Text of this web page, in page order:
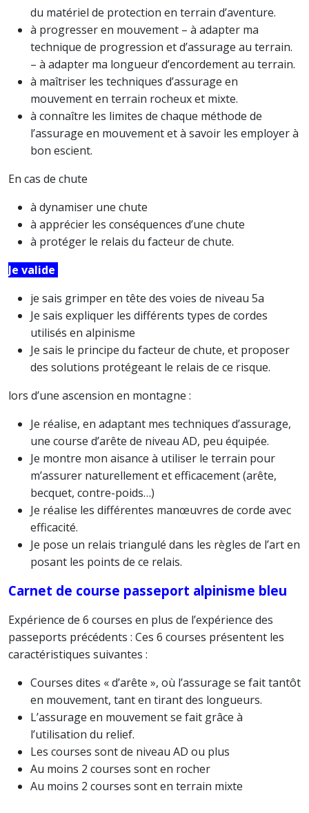
du matériel de protection en terrain d’aventure.
à progresser en mouvement – à adapter ma
technique de progression et d’assurage au terrain.
– à adapter ma longueur d’encordement au terrain.
à maîtriser les techniques d’assurage en
mouvement en terrain rocheux et mixte.
à connaître les limites de chaque méthode de
l’assurage en mouvement et à savoir les employer à
bon escient.
En cas de chute
à dynamiser une chute
à apprécier les conséquences d’une chute
à protéger le relais du facteur de chute.
Je valide
je sais grimper en tête des voies de niveau 5a
Je sais expliquer les différents types de cordes
utilisés en alpinisme
Je sais le principe du facteur de chute, et proposer
des solutions protégeant le relais de ce risque.
lors d’une ascension en montagne :
Je réalise, en adaptant mes techniques d’assurage,
une course d’arête de niveau AD, peu équipée.
Je montre mon aisance à utiliser le terrain pour
m’assurer naturellement et efficacement (arête,
becquet, contre-poids…)
Je réalise les différentes manœuvres de corde avec
efficacité.
Je pose un relais triangulé dans les règles de l’art en
posant les points de ce relais.
Carnet de course passeport alpinisme bleu
Expérience de 6 courses en plus de l’expérience des
passeports précédents : Ces 6 courses présentent les
caractéristiques suivantes :
Courses dites « d’arête », où l’assurage se fait tantôt
en mouvement, tant en tirant des longueurs.
L’assurage en mouvement se fait grâce à
l’utilisation du relief.
Les courses sont de niveau AD ou plus
Au moins 2 courses sont en rocher
Au moins 2 courses sont en terrain mixte